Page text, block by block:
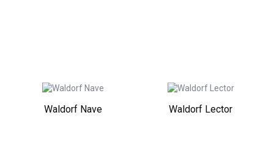
Waldorf Nave Waldorf Lector